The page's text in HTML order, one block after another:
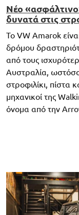
Νέο
δυνατά στις
Το VW Amarok
δρόμου
από τους
Αυστραλία,
στροφιλίκι, πίστα
μηχανικοί της
όνομα από την